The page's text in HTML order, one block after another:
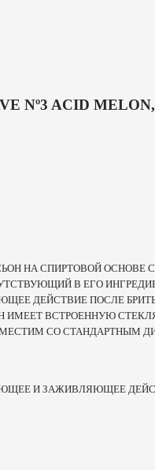
Nº3 ACID
НА СПИРТОВОЙ ОСНОВЕ
В ЕГО
ДЕЙСТВИЕ ПОСЛЕ
ИМЕЕТ ВСТРОЕННУЮ
СО СТАНДАРТНЫМ
И ЗАЖИВЛЯЮЩЕЕ